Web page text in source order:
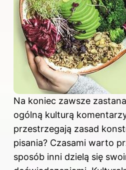
Na koniec zawsze
ogólną kulturą
przestrzegają zasad
pisania? Czasami warto
sposób inni dzielą się